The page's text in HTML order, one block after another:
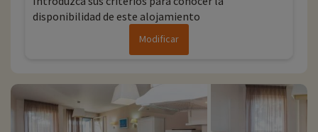
disponibilidad de este alojamiento
Modificar